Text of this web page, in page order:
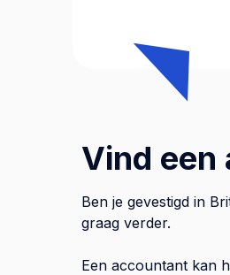
Vind een
Ben je gevestigd in
graag verder.
Een accountant kan